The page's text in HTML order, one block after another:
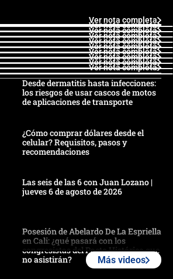
Ver nota completa
Ver nota completa
Ver nota completa
Ver nota completa
Ver nota completa
Ver nota completa
Ver nota completa
Ver nota completa
Ver nota completa
Ver nota completa
Desde dermatitis hasta infecciones:
los riesgos de usar cascos de motos
de aplicaciones de transporte
¿Cómo comprar dólares desde el
celular? Requisitos, pasos y
recomendaciones
Las seis de las 6 con Juan Lozano |
jueves 6 de agosto de 2026
Posesión de Abelardo De La Espriella
en Cali: ¿qué pasará con los
congresistas del Pacto Histórico que
no asistirán?
Más videos